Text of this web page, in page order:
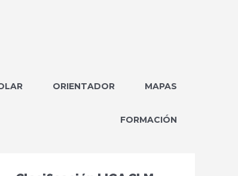
ORIENTADOR MAPAS
FORMACIÓN